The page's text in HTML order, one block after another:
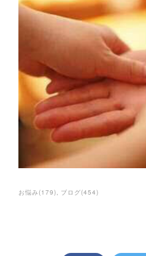
お悩み(179) ブログ(454)